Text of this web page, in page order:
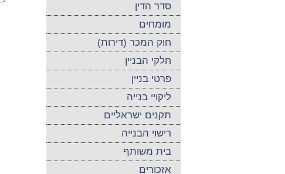
סדר הדין
מומחים
חוק המכר (דירות)
חלקי הבניין
פרטי בניין
ליקויי בנייה
תקנים ישראליים
רישוי הבנייה
בית משותף
אזכורים